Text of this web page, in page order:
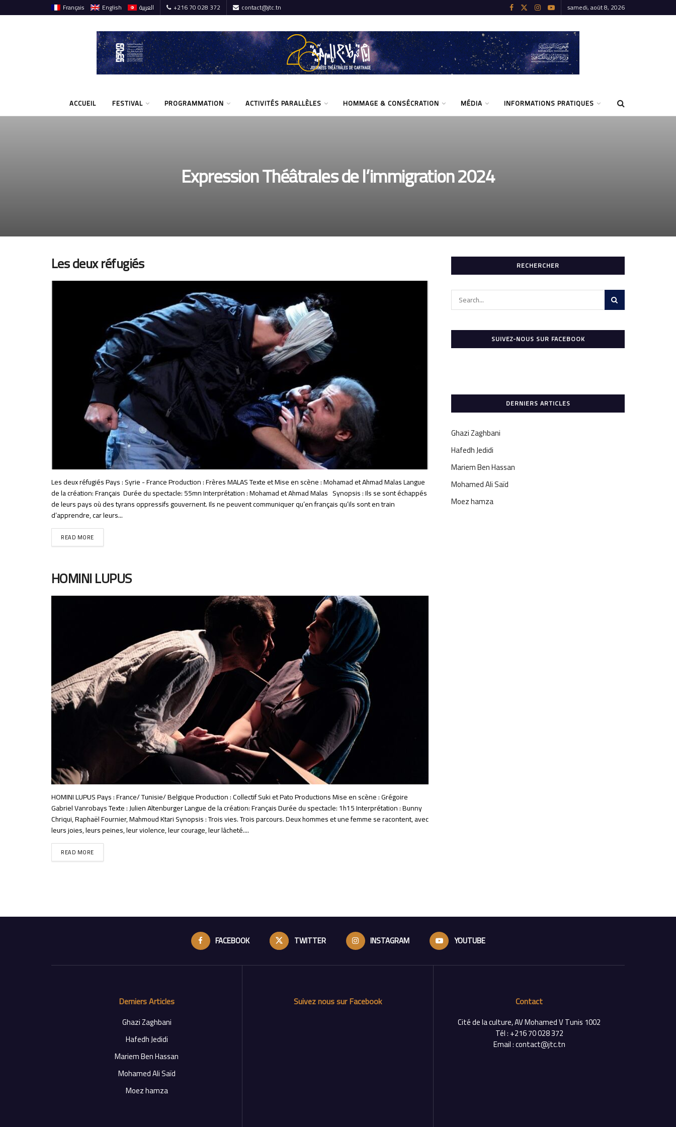
Français English العربية +216 70 028 372 contact@jtc.tn samedi, août 8, 2026
ACCUEIL FESTIVAL PROGRAMMATION ACTIVITÉS PARALLÈLES HOMMAGE & CONSÉCRATION MÉDIA INFORMATIONS PRATIQUES
Expression Théâtrales de l’immigration 2024
Les deux réfugiés
Les deux réfugiés Pays : Syrie - France Production : Frères MALAS Texte et Mise en scène : Mohamad et Ahmad Malas Langue
de la création: Français Durée du spectacle: 55mn Interprétation : Mohamad et Ahmad Malas Synopsis : Ils se sont échappés
de leurs pays où des tyrans oppressifs gouvernent. Ils ne peuvent communiquer qu’en français qu’ils sont en train
d’apprendre, car leurs...
READ MORE
HOMINI LUPUS
HOMINI LUPUS Pays : France/ Tunisie/ Belgique Production : Collectif Suki et Pato Productions Mise en scène : Grégoire
Gabriel Vanrobays Texte : Julien Altenburger Langue de la création: Français Durée du spectacle: 1h15 Interprétation : Bunny
Chriqui, Raphaël Fournier, Mahmoud Ktari Synopsis : Trois vies. Trois parcours. Deux hommes et une femme se racontent, avec
leurs joies, leurs peines, leur violence, leur courage, leur lâcheté....
READ MORE
RECHERCHER
SUIVEZ-NOUS SUR FACEBOOK
DERNIERS ARTICLES
Ghazi Zaghbani
Hafedh Jedidi
Mariem Ben Hassan
Mohamed Ali Saïd
Moez hamza
FACEBOOK TWITTER INSTAGRAM YOUTUBE
Derniers Articles
Ghazi Zaghbani
Hafedh Jedidi
Mariem Ben Hassan
Mohamed Ali Saïd
Moez hamza
Suivez nous sur Facebook Contact
Cité de la culture, AV Mohamed V Tunis 1002
Tél : +216 70 028 372
Email : contact@jtc.tn